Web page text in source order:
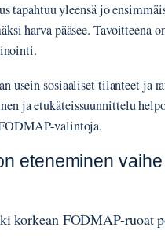
tapahtuu yleensä jo
harva pääsee. Tavoitteena
usein sosiaaliset tilanteet ja
ja etukäteissuunnittelu
valintoja.
eteneminen
korkean FODMAP-ruoat